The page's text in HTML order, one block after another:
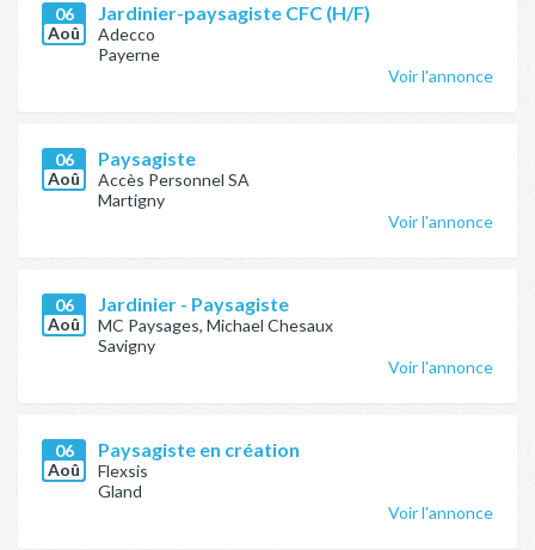
06
Aoû
Jardinier-paysagiste CFC (H/F)
Adecco
Payerne
Voir l'annonce
06
Aoû
Paysagiste
Accès Personnel SA
Martigny
Voir l'annonce
06
Aoû
Jardinier - Paysagiste
MC Paysages, Michael Chesaux
Savigny
Voir l'annonce
06
Aoû
Paysagiste en création
Flexsis
Gland
Voir l'annonce